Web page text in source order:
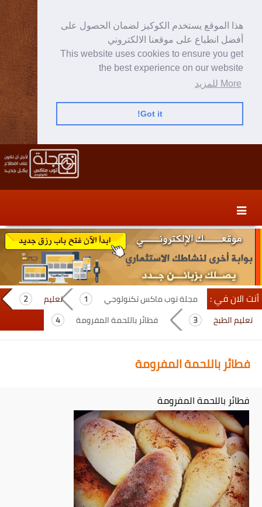
هذا الموقع يستخدم الكوكيز لضمان الحصول على
أفضل انطباع على موقعنا الالكتروني
This website uses cookies to ensure you get
the best experience on our website
More للمزيد
Got it!
content
secondary
content
أنت الان في : مجلة توب ماكس تكنولوجي
تعليم
تعليم الطبخ
فطائر باللحمة المفرومة
فطائر باللحمة المفرومة
فطائر باللحمة المفرومة